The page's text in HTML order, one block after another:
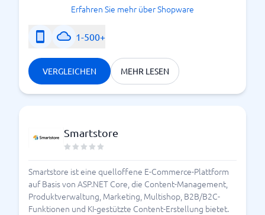
Erfahren Sie mehr über Shopware
1-500+
VERGLEICHEN MEHR LESEN
Smartstore
Smartstore ist eine quelloffene E-Commerce-Plattform
auf Basis von ASP.NET Core, die Content-Management,
Produktverwaltung, Marketing, Multishop, B2B/B2C-
Funktionen und KI-gestützte Content-Erstellung bietet.